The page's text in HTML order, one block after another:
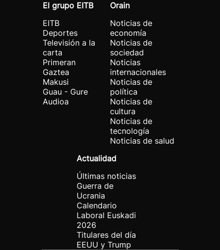
El grupo EITB
EITB
Deportes
Televisión a la
carta
Primeran
Gaztea
Makusi
Guau - Gure
Audioa
Orain
Noticias de
economía
Noticias de
sociedad
Noticias
internacionales
Noticias de
política
Noticias de
cultura
Noticias de
tecnología
Noticias de salud
Actualidad
Últimas noticias
Guerra de
Ucrania
Calendario
Laboral Euskadi
2026
Titulares del día
EEUU y Trump